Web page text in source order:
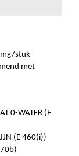
mg/stuk
met
0-WATER (E
(E 460(i))